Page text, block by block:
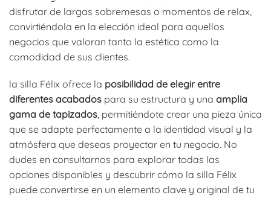
disfrutar de largas sobremesas o momentos de relax,
convirtiéndola en la elección ideal para aquellos
negocios que valoran tanto la estética como la
comodidad de sus clientes.
la silla Félix ofrece la posibilidad de elegir entre
diferentes acabados para su estructura y una amplia
gama de tapizados, permitiéndote crear una pieza única
que se adapte perfectamente a la identidad visual y la
atmósfera que deseas proyectar en tu negocio. No
dudes en consultarnos para explorar todas las
opciones disponibles y descubrir cómo la silla Félix
puede convertirse en un elemento clave y original de tu